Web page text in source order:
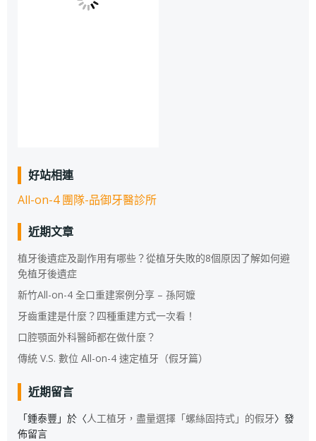
好站相連
All-on-4 團隊-品御牙醫診所
近期文章
植牙後遺症及副作用有哪些？從植牙失敗的8個原因了解如何避
免植牙後遺症
新竹All-on-4 全口重建案例分享 – 孫阿嬤
牙齒重建是什麼？四種重建方式一次看！
口腔顎面外科醫師都在做什麼？
傳統 V.S. 數位 All-on-4 速定植牙（假牙篇）
近期留言
「鍾泰豐 」於〈人工植牙，盡量選擇「螺絲固持式」的假牙〉發
佈留言